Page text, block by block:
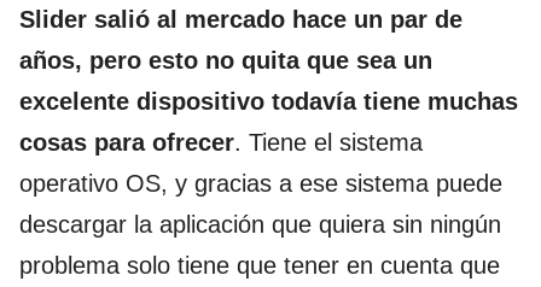
Slider salió al mercado hace un par de
años, pero esto no quita que sea un
excelente dispositivo todavía tiene muchas
cosas para ofrecer. Tiene el sistema
operativo OS, y gracias a ese sistema puede
descargar la aplicación que quiera sin ningún
problema solo tiene que tener en cuenta que